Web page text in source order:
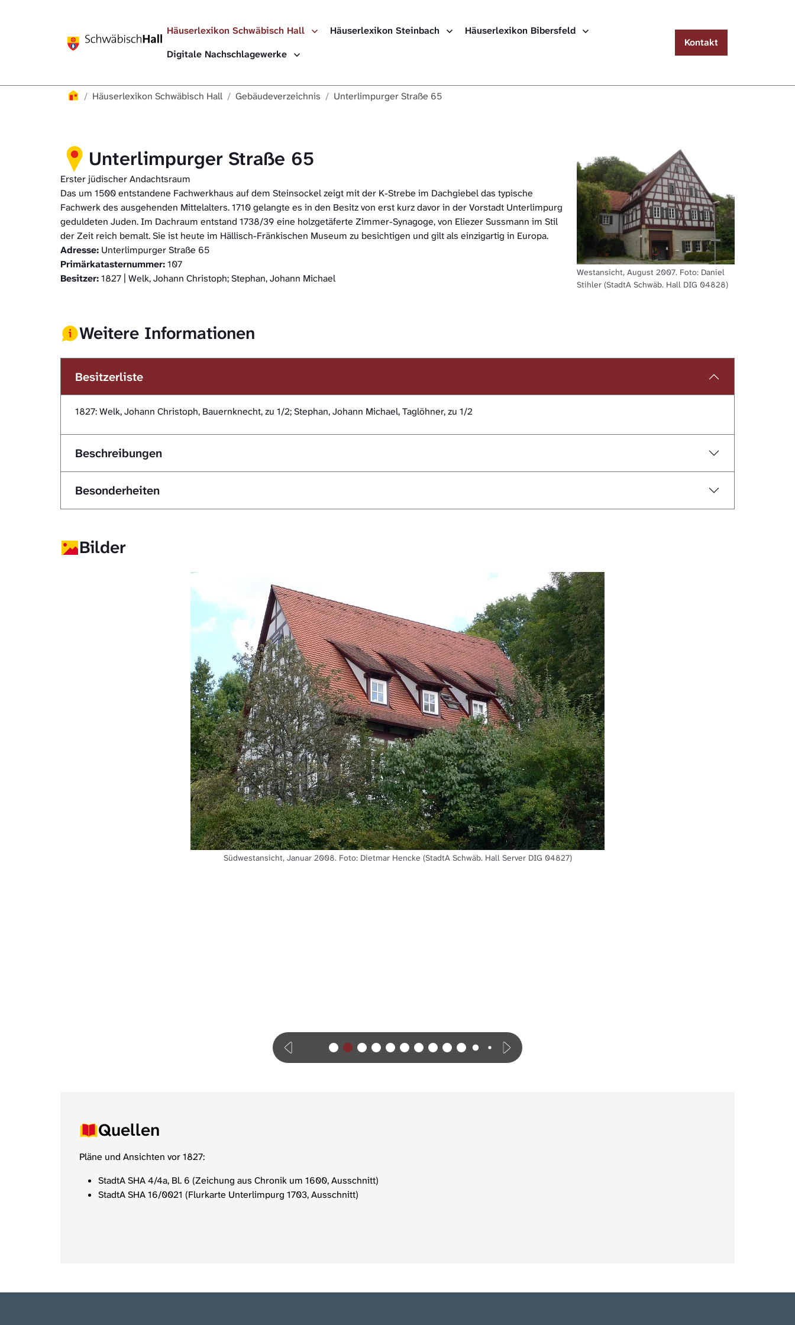
Häuserlexikon Schwäbisch Hall
Häuserlexikon Steinbach
Häuserlexikon Bibersfeld
Digitale Nachschlagewerke
Kontakt
Häuserlexikon
Häuserlexikon Schwäbisch Hall Gebäudeverzeichnis Unterlimpurger Straße 65
Unterlimpurger Straße 65
Erster jüdischer Andachtsraum
Das um 1500 entstandene Fachwerkhaus auf dem Steinsockel zeigt mit der K-Strebe im Dachgiebel das typische
Fachwerk des ausgehenden Mittelalters. 1710 gelangte es in den Besitz von erst kurz davor in der Vorstadt Unterlimpurg
geduldeten Juden. Im Dachraum entstand 1738/39 eine holzgetäferte Zimmer-Synagoge, von Eliezer Sussmann im Stil
der Zeit reich bemalt. Sie ist heute im Hällisch-Fränkischen Museum zu besichtigen und gilt als einzigartig in Europa.
Adresse: Unterlimpurger Straße 65
Primärkatasternummer:107
Besitzer:1827 | Welk, Johann Christoph; Stephan, Johann Michael
Westansicht, August 2007. Foto: Daniel
Stihler (StadtA Schwäb. Hall DIG 04828)
Weitere Informationen
Besitzerliste
1827: Welk, Johann Christoph, Bauernknecht, zu 1/2; Stephan, Johann Michael, Taglöhner, zu 1/2
Beschreibungen
Besonderheiten
Bilder
Südwestansicht, Januar 2008. Foto: Dietmar Hencke (StadtA Schwäb. Hall Server DIG 04827)
Quellen
Pläne und Ansichten vor 1827:
StadtA SHA 4/4a, Bl. 6 (Zeichung aus Chronik um 1600, Ausschnitt)
StadtA SHA 16/0021 (Flurkarte Unterlimpurg 1703, Ausschnitt)